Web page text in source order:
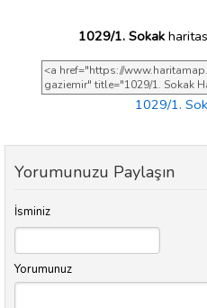
1029/1. Sokak
1029/1.
Yorumunuzu Paylaşın
İsminiz
Yorumunuz